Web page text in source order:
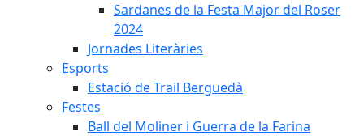
Sardanes de la Festa Major del Roser
2024
Jornades Literàries
Esports
Estació de Trail Berguedà
Festes
Ball del Moliner i Guerra de la Farina